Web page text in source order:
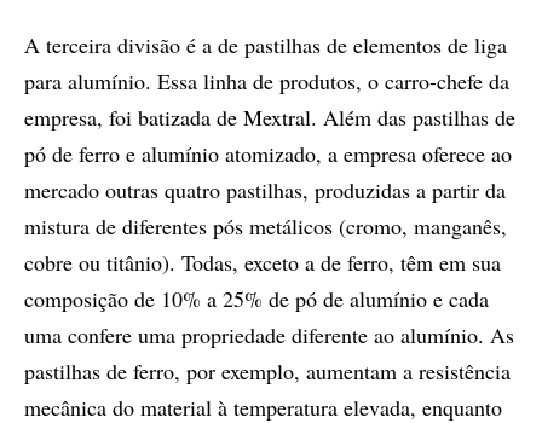
A terceira divisão é a de pastilhas de elementos de liga
para alumínio. Essa linha de produtos, o carro-chefe da
empresa, foi batizada de Mextral. Além das pastilhas de
pó de ferro e alumínio atomizado, a empresa oferece ao
mercado outras quatro pastilhas, produzidas a partir da
mistura de diferentes pós metálicos (cromo, manganês,
cobre ou titânio). Todas, exceto a de ferro, têm em sua
composição de 10% a 25% de pó de alumínio e cada
uma confere uma propriedade diferente ao alumínio. As
pastilhas de ferro, por exemplo, aumentam a resistência
mecânica do material à temperatura elevada, enquanto